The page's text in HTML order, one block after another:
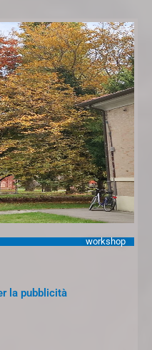
workshop
la pubblicità